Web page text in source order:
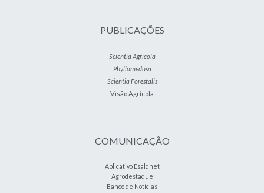
PUBLICAÇÕES
Scientia Agricola
Phyllomedusa
Scientia Forestalis
Visão Agrícola
COMUNICAÇÃO
Aplicativo Esalqnet
Agrodestaque
Banco de Notícias